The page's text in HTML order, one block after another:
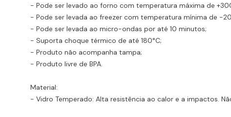
- Pode ser levado ao forno com temperatura máxima de
- Pode ser levada ao freezer com temperatura mínima de -
- Pode ser levada ao micro-ondas por até 10 minutos;
- Suporta choque térmico de até 180°C;
- Produto não acompanha tampa;
- Produto livre de BPA.
Material:
- Vidro Temperado: Alta resistência ao calor e a impactos.